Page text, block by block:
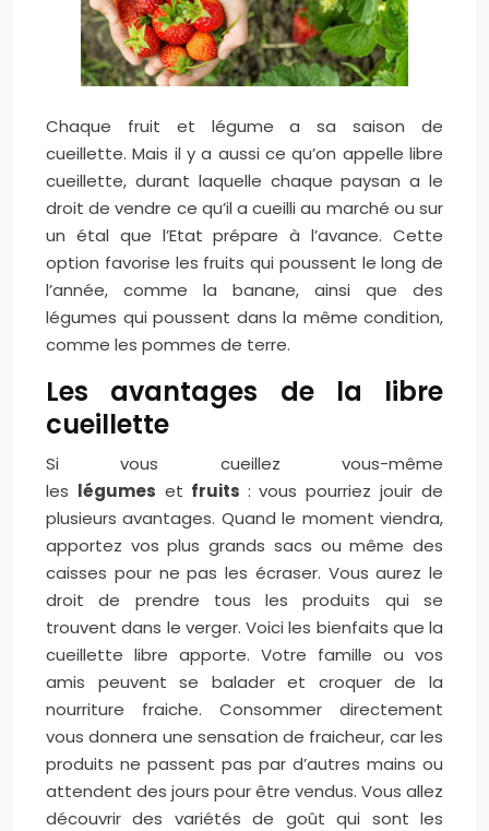
Chaque fruit et légume a sa saison de
cueillette.Mais il y a aussi ce qu’on appelle libre
cueillette, durant laquelle chaque paysan a le
droit de vendre ce qu’il a cueilli au marché ou sur
un étal que l’Etat prépare à l’avance. Cette
option favorise les fruits qui poussent le long de
l’année, comme la banane, ainsi que des
légumes qui poussent dans la même condition,
comme les pommes de terre.
Les avantages de la libre
cueillette
Si vous cueillez vous-même
les légumes et fruits : vous pourriez jouir de
plusieurs avantages. Quand le moment viendra,
apportez vos plus grands sacs ou même des
caisses pour ne pas les écraser. Vous aurez le
droit de prendre tous les produits qui se
trouvent dans le verger. Voici les bienfaits que la
cueillette libre apporte. Votre famille ou vos
amis peuvent se balader et croquer de la
nourriture fraiche. Consommer directement
vous donnera une sensation de fraicheur, car les
produits ne passent pas par d’autres mains ou
attendent des jours pour être vendus. Vous allez
découvrir des variétés de goût qui sont les